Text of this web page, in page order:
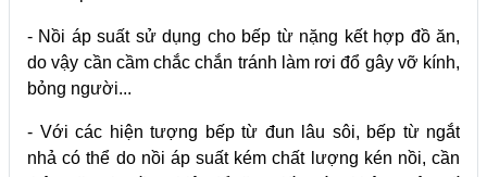
- Nồi áp suất sử dụng cho bếp từ nặng kết hợp đồ ăn,
do vậy cần cầm chắc chắn tránh làm rơi đổ gây vỡ kính,
bỏng người...
- Với các hiện tượng bếp từ đun lâu sôi, bếp từ ngắt
nhả có thể do nồi áp suất kém chất lượng kén nồi, cần